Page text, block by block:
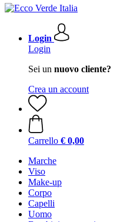
Login
Login
Sei un nuovo cliente?
Crea un account
Carrello € 0,00
Marche
Viso
Make-up
Corpo
Capelli
Uomo